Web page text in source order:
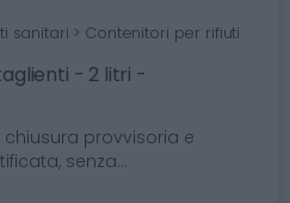
sanitari > Contenitori per rifiuti
- 2 litri -
provvisoria e
senza...